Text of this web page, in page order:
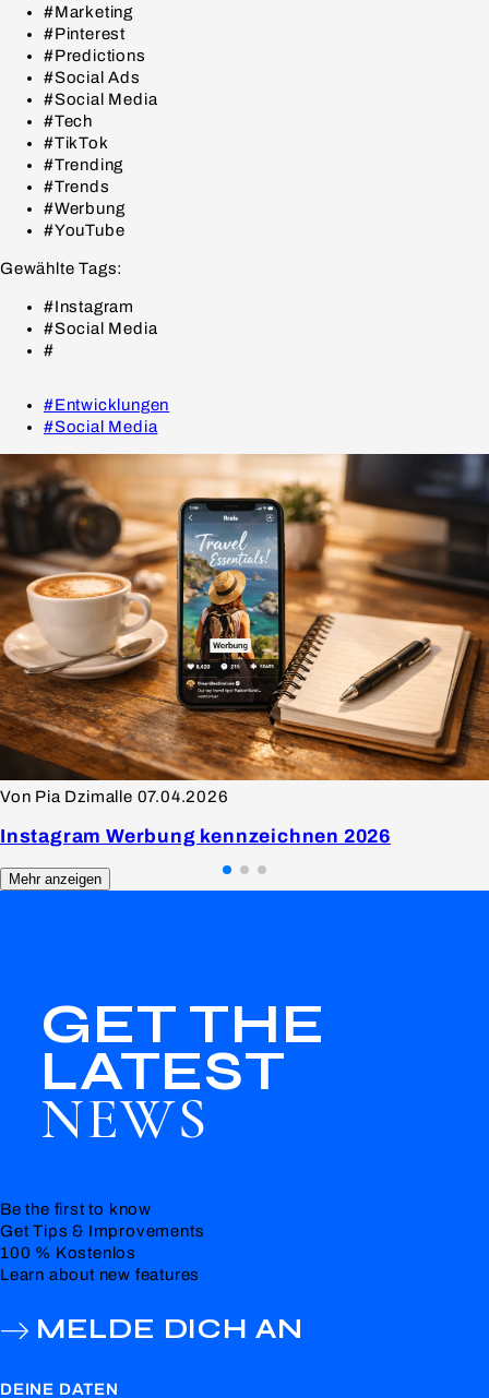
#Marketing
#Pinterest
#Predictions
#Social Ads
#Social Media
#Tech
#TikTok
#Trending
#Trends
#Werbung
#YouTube
Gewählte Tags:
#Instagram
#Social Media
#
#Entwicklungen
#Social Media
Von Pia Dzimalle 07.04.2026
Instagram Werbung kennzeichnen 2026
Mehr anzeigen
GET THE
LATEST
NEWS
Be the first to know
Get Tips & Improvements
100 % Kostenlos
Learn about new features
MELDE DICH AN
DEINE DATEN